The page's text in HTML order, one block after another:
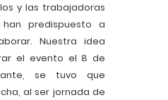
y las trabajadoras
predispuesto a
Nuestra idea
el evento el 8 de
se tuvo que
al ser jornada de